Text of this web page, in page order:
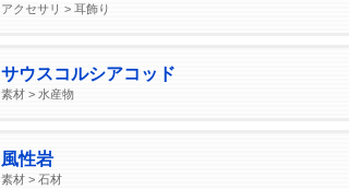
アクセサリ > 耳飾り
サウスコルシアコッド
素材 > 水産物
風性岩
素材 > 石材